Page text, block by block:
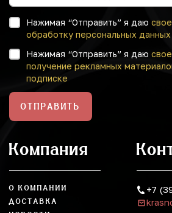
Нажимая “Отправить” я даю
обработку персональных данных
Нажимая “Отправить” я даю
получение рекламных
подписке
ОТПРАВИТЬ
Компания
О КОМПАНИИ
ДОСТАВКА
+7